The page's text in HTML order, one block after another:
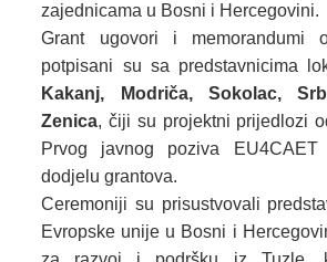
zajednicama u Bosni i Hercegovini.
Grant ugovori i memorandumi
potpisani su sa predstavnicima
Kakanj, Modriča, Sokolac,
Zenica, čiji su projektni prijedlozi
Prvog javnog poziva EU4CAET
dodjelu grantova.
Ceremoniji su prisustvovali
Evropske unije u Bosni i